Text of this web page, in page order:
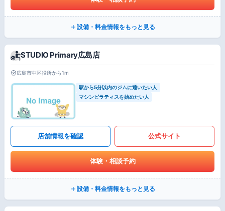
設備・料金情報をもっと見る
STUDIO Primary広島店
広島市中区役所から1m
駅から5分以内のジムに通いたい人
マシンピラティスを始めたい人
店舗情報を確認 公式サイト
体験・相談予約
設備・料金情報をもっと見る